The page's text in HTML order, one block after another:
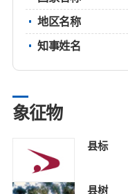
地区名称
知事姓名
象征物
县标
县树